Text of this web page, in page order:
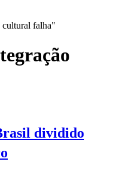
cultural falha"
dividido